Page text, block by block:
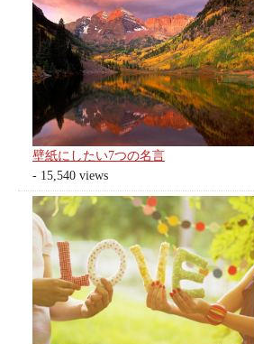
壁紙にしたい7つの名言
- 15,540 views